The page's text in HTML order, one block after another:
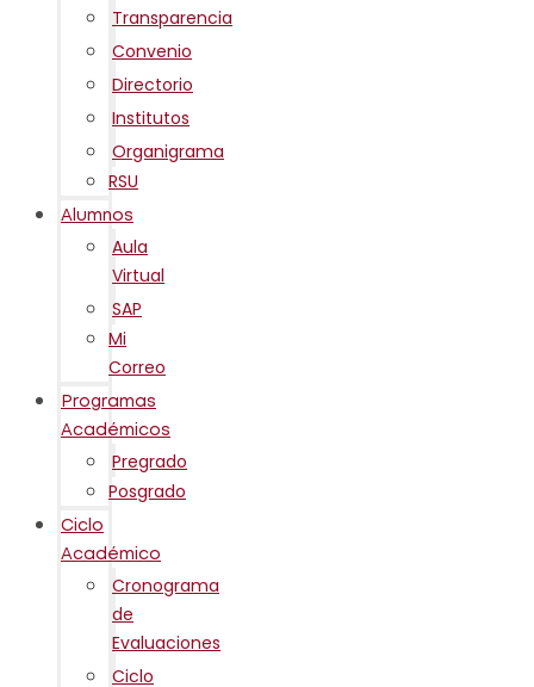
Transparencia
Convenio
Directorio
Institutos
Organigrama
RSU
Alumnos
Aula
Virtual
SAP
Mi
Correo
Programas
Académicos
Pregrado
Posgrado
Ciclo
Académico
Cronograma
de
Evaluaciones
Ciclo